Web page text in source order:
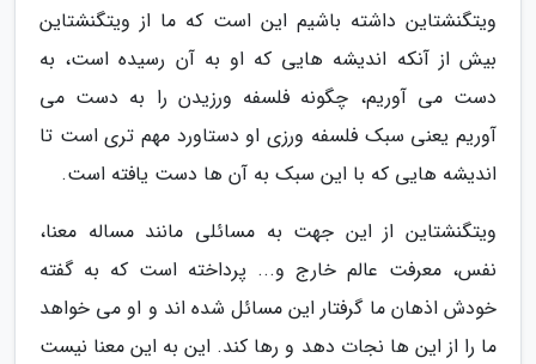
ویتگنشتاین داشته باشیم این است که ما از ویتگنشتاین
بیش از آنکه اندیشه هایی که او به آن رسیده است، به
دست می آوریم، چگونه فلسفه ورزیدن را به دست می
آوریم یعنی سبک فلسفه ورزی او دستاورد مهم تری است تا
اندیشه هایی که با این سبک به آن ها دست یافته است.
ویتگنشتاین از این جهت به مسائلی مانند مساله معنا،
نفس، معرفت عالم خارج و... پرداخته است که به گفته
خودش اذهان ما گرفتار این مسائل شده اند و او می خواهد
ما را از این ها نجات دهد و رها کند. این به این معنا نیست